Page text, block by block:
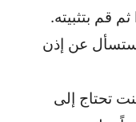
Play)، ابحث عن NordVPN ثم قم بتثبيته.
ستسأل عن إذن
تحتاج إلى